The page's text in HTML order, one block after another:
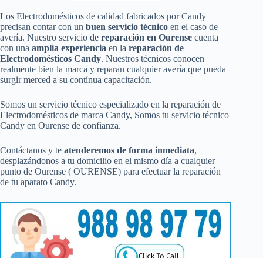
Los Electrodomésticos de calidad fabricados por Candy
precisan contar con un buen servicio técnico en el caso de
avería. Nuestro servicio de reparación en Ourense cuenta
con una amplia experiencia en la reparación de
Electrodomésticos Candy. Nuestros técnicos conocen
realmente bien la marca y reparan cualquier avería que pueda
surgir merced a su contínua capacitación.
Somos un servicio técnico especializado en la reparación de
Electrodomésticos de marca Candy, Somos tu servicio técnico
Candy en Ourense de confianza.
Contáctanos y te atenderemos de forma inmediata,
desplazándonos a tu domicilio en el mismo día a cualquier
punto de Ourense ( OURENSE) para efectuar la reparación
de tu aparato Candy.